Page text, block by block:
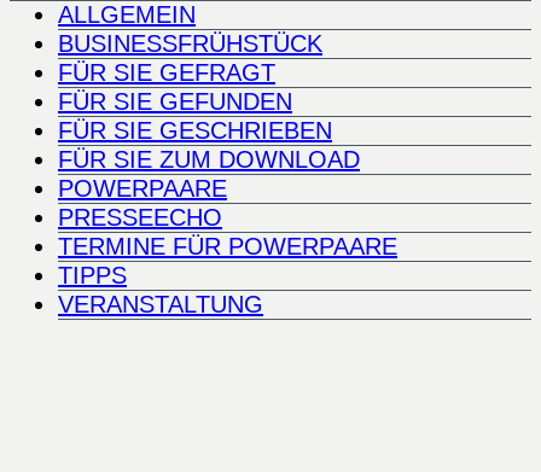
ALLGEMEIN
BUSINESSFRÜHSTÜCK
FÜR SIE GEFRAGT
FÜR SIE GEFUNDEN
FÜR SIE GESCHRIEBEN
FÜR SIE ZUM DOWNLOAD
POWERPAARE
PRESSEECHO
TERMINE FÜR POWERPAARE
TIPPS
VERANSTALTUNG